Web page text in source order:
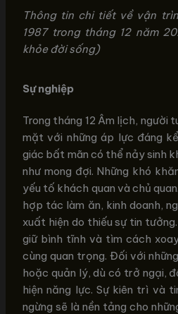
Thông tin chi tiết về vận
1987 trong tháng 12 năm
khỏe đời sống)
Sự nghiệp
Trong tháng 12 Âm lịch, người
mặt với những áp lực đáng
giác bất mãn có thể nảy sinh
như mong đợi. Những khó
yếu tố khách quan và chủ
hợp tác làm ăn, kinh doanh,
xuất hiện do thiếu sự tin
giữ bình tĩnh và tìm cách
cùng quan trọng. Đối với
hoặc quản lý, dù có trở ngại,
hiện năng lực. Sự kiên trì và
ngừng sẽ là nền tảng cho